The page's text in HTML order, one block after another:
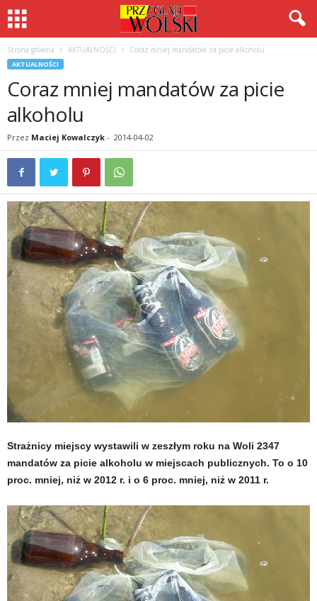
Strona główna AKTUALNOŚCI Coraz mniej mandatów za picie alkoholu
AKTUALNOŚCI
Coraz mniej mandatów za picie
alkoholu
Przez Maciej Kowalczyk - 2014-04-02
Strażnicy miejscy wystawili w zeszłym roku na Woli 2347
mandatów za picie alkoholu w miejscach publicznych. To o 10
proc. mniej, niż w 2012 r. i o 6 proc. mniej, niż w 2011 r.